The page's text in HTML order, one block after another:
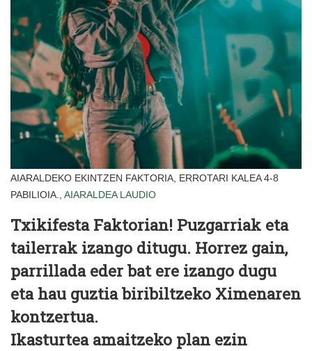
AIARALDEKO EKINTZEN FAKTORIA, ERROTARI KALEA 4-8
PABILIOIA., AIARALDEA LAUDIO
Txikifesta Faktorian! Puzgarriak eta
tailerrak izango ditugu. Horrez gain,
parrillada eder bat ere izango dugu
eta hau guztia biribiltzeko Ximenaren
kontzertua.
Ikasturtea amaitzeko plan ezin